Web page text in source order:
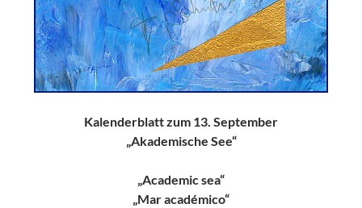
Kalenderblatt zum 13. September
„Akademische See“
„Academic sea“
„Mar académico“